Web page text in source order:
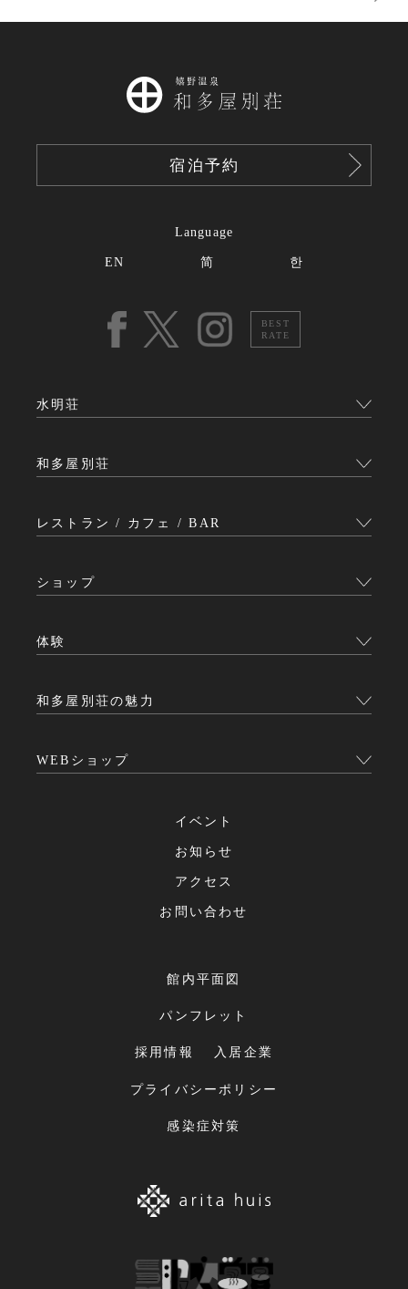
宿泊予約
Language
EN 简 한
BEST
RATE
水明荘
和多屋別荘
レストラン / カフェ / BAR
ショップ
体験
和多屋別荘の魅力
WEBショップ
イベント
お知らせ
アクセス
お問い合わせ
館内平面図
パンフレット
採用情報 入居企業
プライバシーポリシー
感染症対策